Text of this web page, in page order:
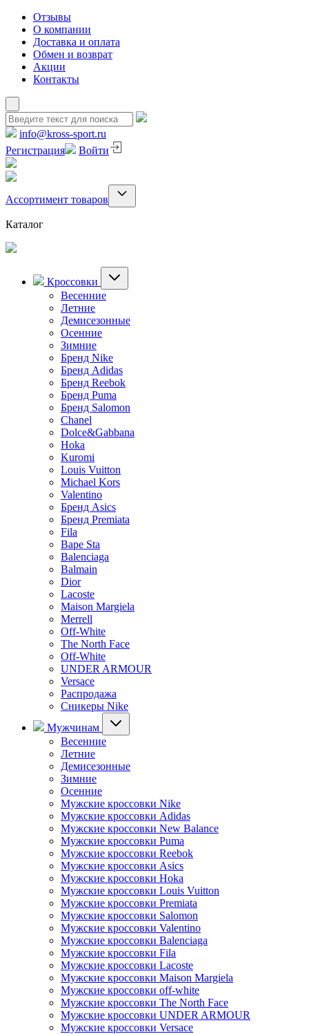
Отзывы
О компании
Доставка и оплата
Обмен и возврат
Акции
Контакты
info@kross-sport.ru
Регистрация
Войти
Ассортимент товаров
Каталог
Кроссовки
Весенние
Летние
Демисезонные
Осенние
Зимние
Бренд Nike
Бренд Adidas
Бренд Reebok
Бренд Puma
Бренд Salomon
Chanel
Dolce&Gabbana
Hoka
Kuromi
Louis Vuitton
Michael Kors
Valentino
Бренд Asics
Бренд Premiata
Fila
Bape Sta
Balenciaga
Balmain
Dior
Lacoste
Maison Margiela
Merrell
Off-White
The North Face
Off-White
UNDER ARMOUR
Versace
Распродажа
Сникеры Nike
Мужчинам
Весенние
Летние
Демисезонные
Зимние
Осенние
Мужские кроссовки Nike
Мужские кроссовки Adidas
Мужские кроссовки New Balance
Мужские кроссовки Puma
Мужские кроссовки Reebok
Мужские кроссовки Asics
Мужские кроссовки Hoka
Мужские кроссовки Louis Vuitton
Мужские кроссовки Premiata
Мужские кроссовки Salomon
Мужские кроссовки Valentino
Мужские кроссовки Balenciaga
Мужские кроссовки Fila
Мужские кроссовки Lacoste
Мужские кроссовки Maison Margiela
Мужские кроссовки off-white
Мужские кроссовки The North Face
Мужские кроссовки UNDER ARMOUR
Мужские кроссовки Versace